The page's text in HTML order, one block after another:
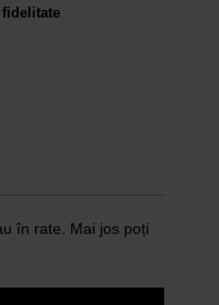
în rate. Mai jos poți